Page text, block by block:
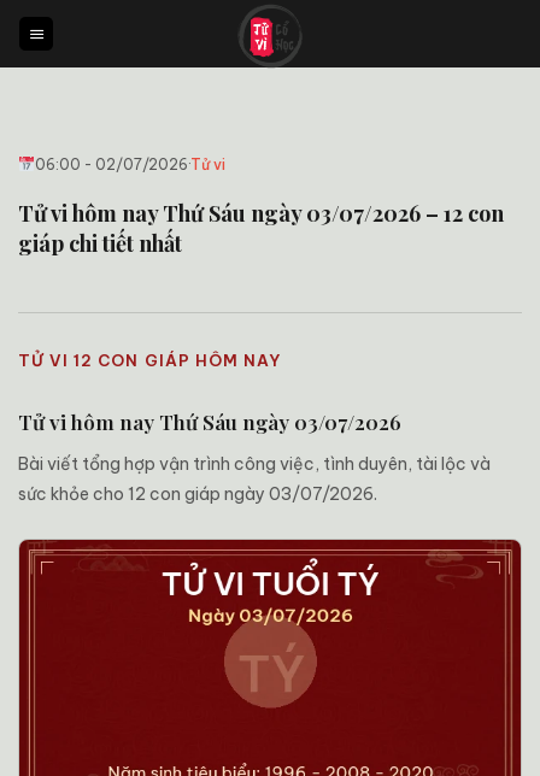
qua
nội
06:00 - 02/07/2026·Tử vi
Tử vi hôm nay Thứ Sáu ngày 03/07/2026 – 12 con
giáp chi tiết nhất
TỬ VI 12 CON GIÁP HÔM NAY
Tử vi hôm nay Thứ Sáu ngày 03/07/2026
Bài viết tổng hợp vận trình công việc, tình duyên, tài lộc và
sức khỏe cho 12 con giáp ngày 03/07/2026.